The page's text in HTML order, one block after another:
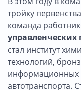
тройку
команда
стал институт
технологий,
информационных
автотранспорта.